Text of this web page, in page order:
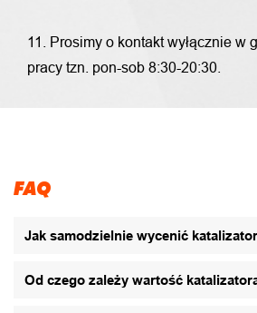
11. Prosimy o kontakt wyłącznie w
pracy tzn. pon-sob 8:30-20:30.
FAQ
Jak samodzielnie wycenić
Od czego zależy wartość